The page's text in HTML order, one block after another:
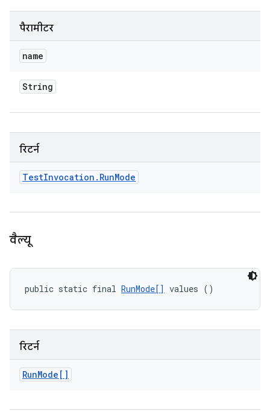
पैरामीटर
name
String
रिटर्न
TestInvocation . RunMode
वैल्यू
public static final RunMode[] values ()
रिटर्न
RunMode[]